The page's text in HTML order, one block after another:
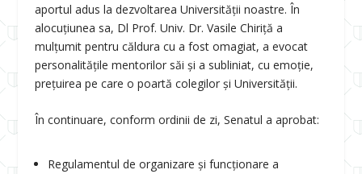
aportul adus la dezvoltarea Universității noastre. În
alocuțiunea sa, Dl Prof. Univ. Dr. Vasile Chiriță a
mulțumit pentru căldura cu a fost omagiat, a evocat
personalitățile mentorilor săi și a subliniat, cu emoție,
prețuirea pe care o poartă colegilor și Universității.
În continuare, conform ordinii de zi, Senatul a aprobat:
Regulamentul de organizare și funcționare a